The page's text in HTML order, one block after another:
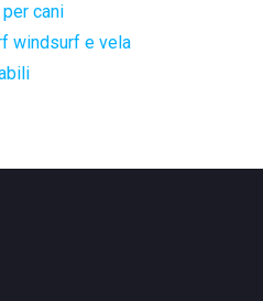
cani
windsurf e vela